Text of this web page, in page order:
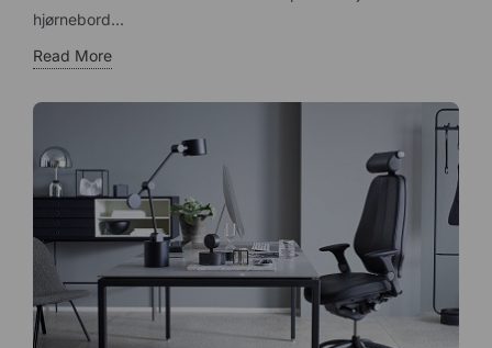
hjørnebord...
Read More